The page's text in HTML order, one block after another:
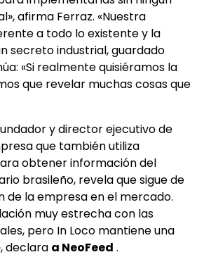
afirma Ferraz. «Nuestra
a todo lo existente y la
secreto industrial, guardado
«Si realmente quisiéramos la
que revelar muchas cosas que
y director ejecutivo de
que también utiliza
obtener información del
brasileño, revela que sigue de
de la empresa en el mercado.
muy estrecha con las
pero In Loco mantiene una
declara a NeoFeed .